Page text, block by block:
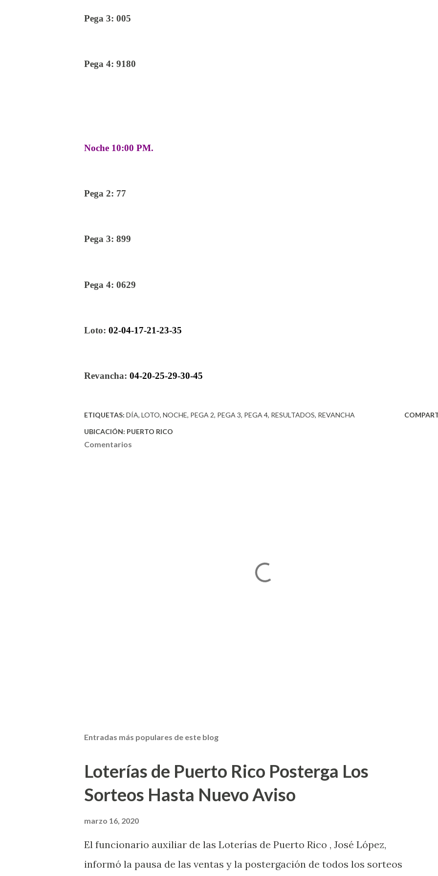
Pega 3: 005
Pega 4: 9180
Noche 10:00 PM.
Pega 2: 77
Pega 3: 899
Pega 4: 0629
Loto: 02-04-17-21-23-35
Revancha: 04-20-25-29-30-45
ETIQUETAS: DÍA LOTO NOCHE PEGA 2 PEGA 3 PEGA 4 RESULTADOS REVANCHA
UBICACIÓN: PUERTO RICO
Comentarios
Entradas más populares de este blog
Loterías de Puerto Rico Posterga Los
Sorteos Hasta Nuevo Aviso
marzo 16, 2020
El funcionario auxiliar de las Loterías de Puerto Rico , José López,
informó la pausa de las ventas y la postergación de todos los sorteos